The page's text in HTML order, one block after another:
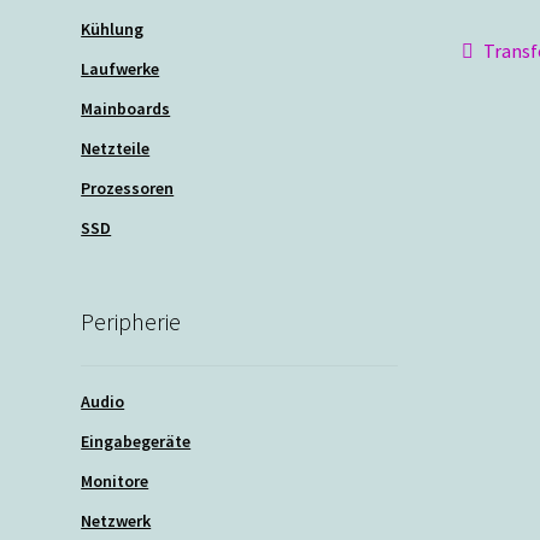
Kühlung
Laufwerke
Mainboards
Netzteile
Prozessoren
SSD
Peripherie
Audio
Eingabegeräte
Monitore
Netzwerk